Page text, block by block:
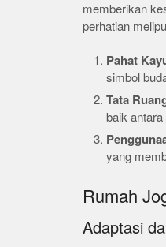
memberikan
perhatian
Pahat
simbol
Tata
baik
yang
Rumah
Adaptasi